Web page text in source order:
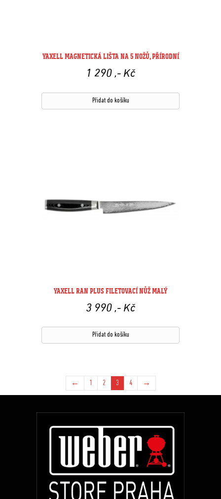
YAXELL MAGNETICKÁ LIŠTA NA 5 NOŽŮ, PŘÍRODNÍ
1 290 ,- Kč
Přidat do košíku
YAXELL RAN PLUS FILETOVACÍ NŮŽ MALÝ
3 990 ,- Kč
Přidat do košíku
← 1 2 3 4 →